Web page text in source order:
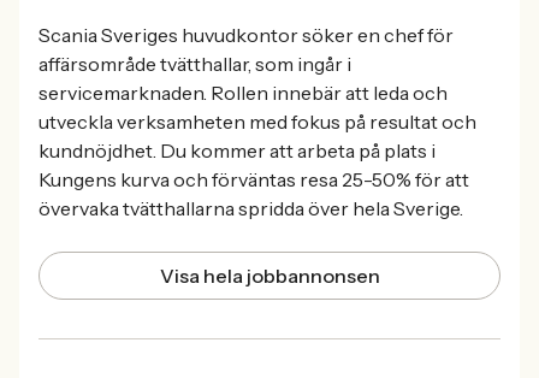
Scania Sveriges huvudkontor söker en chef för
affärsområde tvätthallar, som ingår i
servicemarknaden. Rollen innebär att leda och
utveckla verksamheten med fokus på resultat och
kundnöjdhet. Du kommer att arbeta på plats i
Kungens kurva och förväntas resa 25-50% för att
övervaka tvätthallarna spridda över hela Sverige.
Visa hela jobbannonsen